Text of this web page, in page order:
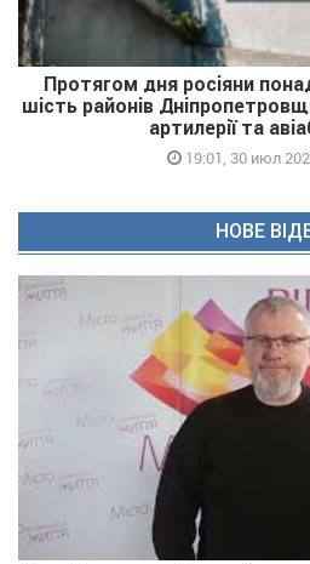
Протягом дня росіяни
шість районів
артилерії та
19:01, 30 июл
НОВЕ